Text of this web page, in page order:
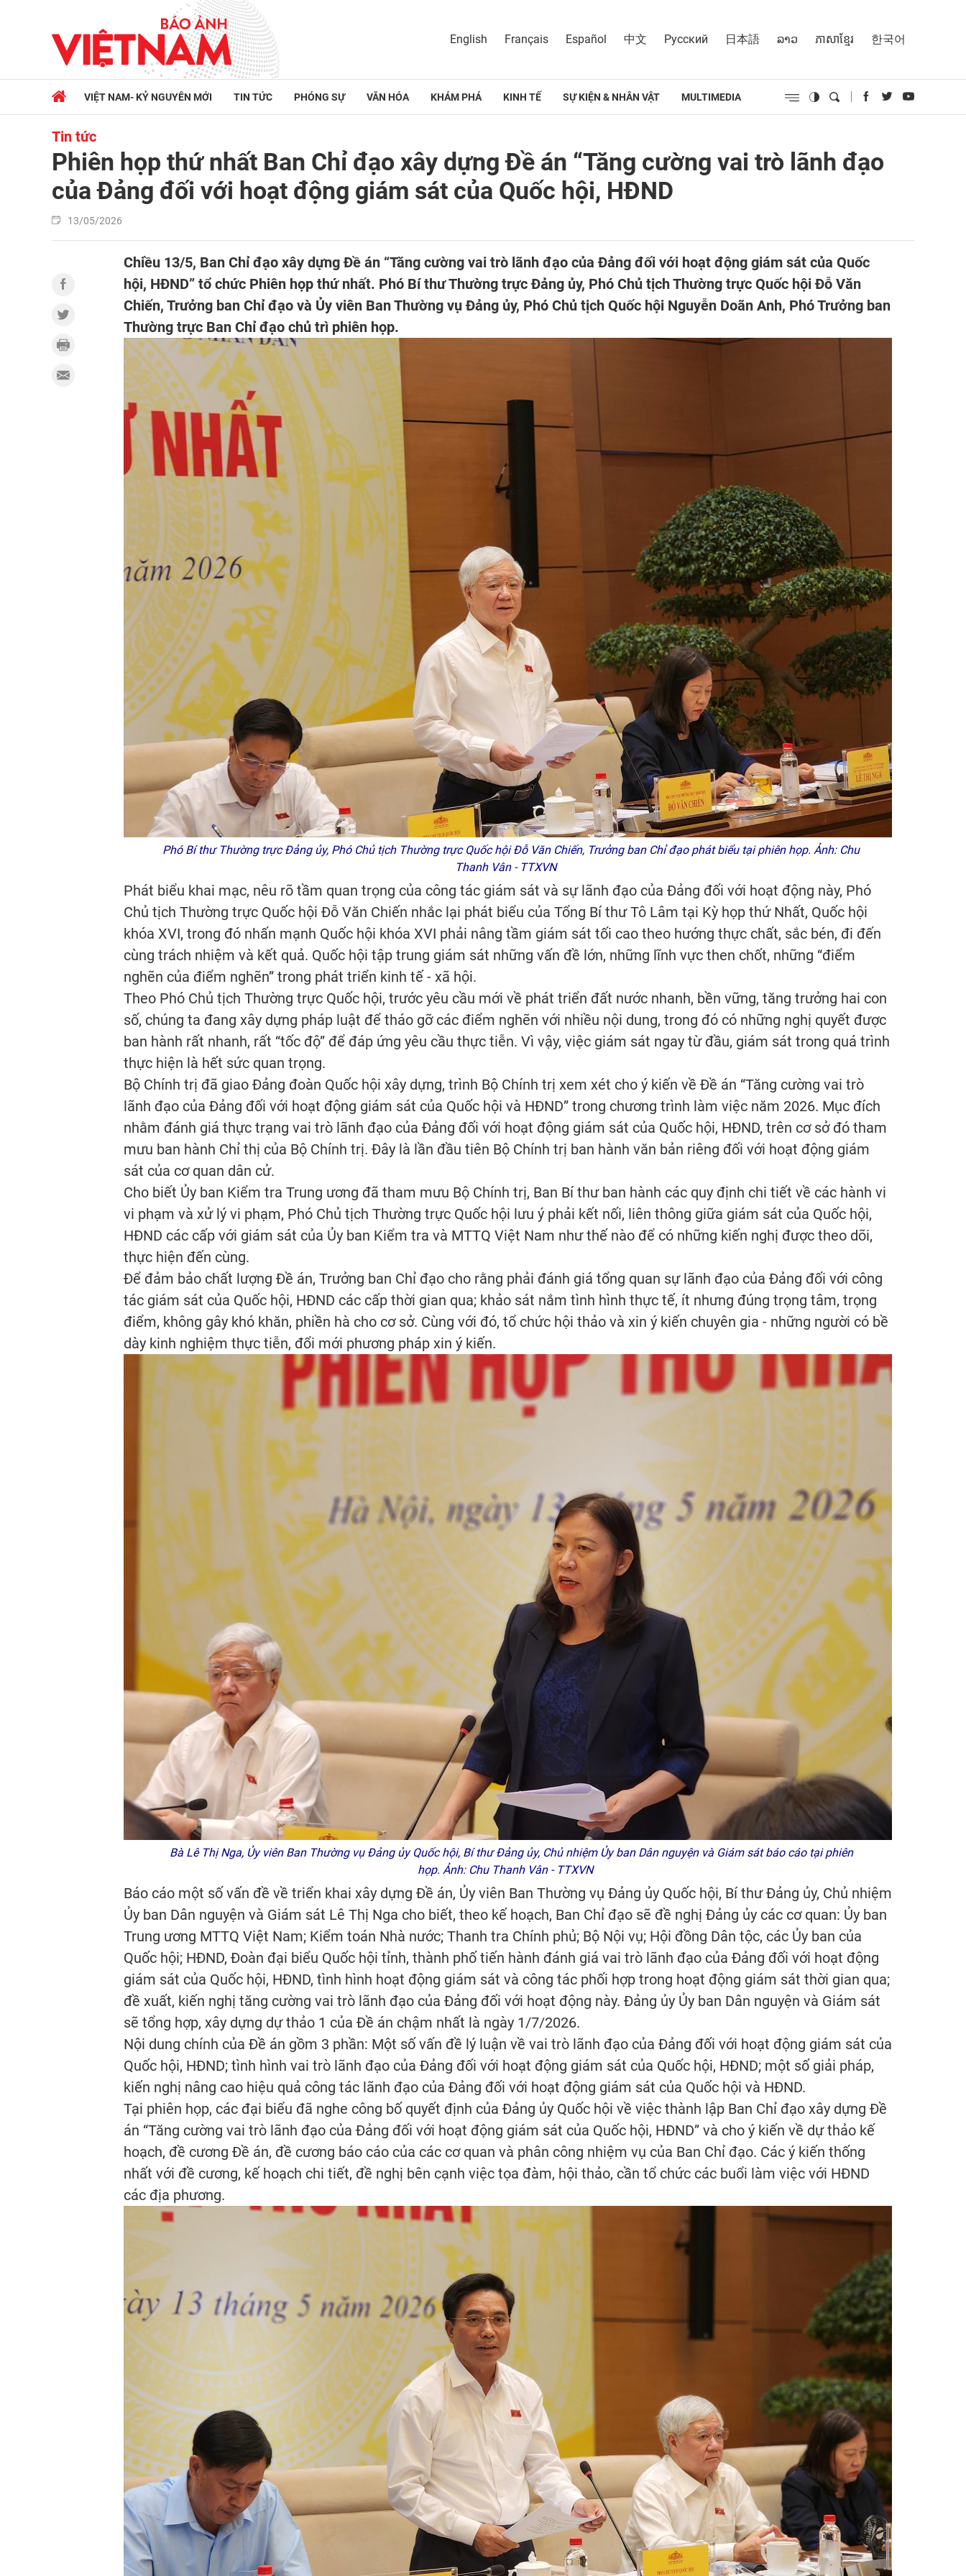
English Français Español 中文 Русский 日本語 ລາວ ភាសាខ្មែរ 한국어
VIỆT NAM- KỶ NGUYÊN MỚI TIN TỨC PHÓNG SỰ VĂN HÓA KHÁM PHÁ KINH TẾ SỰ KIỆN & NHÂN VẬT MULTIMEDIA
Tin tức
Phiên họp thứ nhất Ban Chỉ đạo xây dựng Đề án “Tăng cường vai trò lãnh đạo
của Đảng đối với hoạt động giám sát của Quốc hội, HĐND
13/05/2026
Chiều 13/5, Ban Chỉ đạo xây dựng Đề án “Tăng cường vai trò lãnh đạo của Đảng đối với hoạt động giám sát của Quốc
hội, HĐND” tổ chức Phiên họp thứ nhất. Phó Bí thư Thường trực Đảng ủy, Phó Chủ tịch Thường trực Quốc hội Đỗ Văn
Chiến, Trưởng ban Chỉ đạo và Ủy viên Ban Thường vụ Đảng ủy, Phó Chủ tịch Quốc hội Nguyễn Doãn Anh, Phó Trưởng ban
Thường trực Ban Chỉ đạo chủ trì phiên họp.
Phó Bí thư Thường trực Đảng ủy, Phó Chủ tịch Thường trực Quốc hội Đỗ Văn Chiến, Trưởng ban Chỉ đạo phát biểu tại phiên họp. Ảnh: Chu
Thanh Vân - TTXVN
Phát biểu khai mạc, nêu rõ tầm quan trọng của công tác giám sát và sự lãnh đạo của Đảng đối với hoạt động này, Phó
Chủ tịch Thường trực Quốc hội Đỗ Văn Chiến nhắc lại phát biểu của Tổng Bí thư Tô Lâm tại Kỳ họp thứ Nhất, Quốc hội
khóa XVI, trong đó nhấn mạnh Quốc hội khóa XVI phải nâng tầm giám sát tối cao theo hướng thực chất, sắc bén, đi đến
cùng trách nhiệm và kết quả. Quốc hội tập trung giám sát những vấn đề lớn, những lĩnh vực then chốt, những “điểm
nghẽn của điểm nghẽn” trong phát triển kinh tế - xã hội.
Theo Phó Chủ tịch Thường trực Quốc hội, trước yêu cầu mới về phát triển đất nước nhanh, bền vững, tăng trưởng hai con
số, chúng ta đang xây dựng pháp luật để tháo gỡ các điểm nghẽn với nhiều nội dung, trong đó có những nghị quyết được
ban hành rất nhanh, rất “tốc độ” để đáp ứng yêu cầu thực tiễn. Vì vậy, việc giám sát ngay từ đầu, giám sát trong quá trình
thực hiện là hết sức quan trọng.
Bộ Chính trị đã giao Đảng đoàn Quốc hội xây dựng, trình Bộ Chính trị xem xét cho ý kiến về Đề án “Tăng cường vai trò
lãnh đạo của Đảng đối với hoạt động giám sát của Quốc hội và HĐND” trong chương trình làm việc năm 2026. Mục đích
nhằm đánh giá thực trạng vai trò lãnh đạo của Đảng đối với hoạt động giám sát của Quốc hội, HĐND, trên cơ sở đó tham
mưu ban hành Chỉ thị của Bộ Chính trị. Đây là lần đầu tiên Bộ Chính trị ban hành văn bản riêng đối với hoạt động giám
sát của cơ quan dân cử.
Cho biết Ủy ban Kiểm tra Trung ương đã tham mưu Bộ Chính trị, Ban Bí thư ban hành các quy định chi tiết về các hành vi
vi phạm và xử lý vi phạm, Phó Chủ tịch Thường trực Quốc hội lưu ý phải kết nối, liên thông giữa giám sát của Quốc hội,
HĐND các cấp với giám sát của Ủy ban Kiểm tra và MTTQ Việt Nam như thế nào để có những kiến nghị được theo dõi,
thực hiện đến cùng.
Để đảm bảo chất lượng Đề án, Trưởng ban Chỉ đạo cho rằng phải đánh giá tổng quan sự lãnh đạo của Đảng đối với công
tác giám sát của Quốc hội, HĐND các cấp thời gian qua; khảo sát nắm tình hình thực tế, ít nhưng đúng trọng tâm, trọng
điểm, không gây khó khăn, phiền hà cho cơ sở. Cùng với đó, tổ chức hội thảo và xin ý kiến chuyên gia - những người có bề
dày kinh nghiệm thực tiễn, đổi mới phương pháp xin ý kiến.
Bà Lê Thị Nga, Ủy viên Ban Thường vụ Đảng ủy Quốc hội, Bí thư Đảng ủy, Chủ nhiệm Ủy ban Dân nguyện và Giám sát báo cáo tại phiên
họp. Ảnh: Chu Thanh Vân - TTXVN
Báo cáo một số vấn đề về triển khai xây dựng Đề án, Ủy viên Ban Thường vụ Đảng ủy Quốc hội, Bí thư Đảng ủy, Chủ nhiệm
Ủy ban Dân nguyện và Giám sát Lê Thị Nga cho biết, theo kế hoạch, Ban Chỉ đạo sẽ đề nghị Đảng ủy các cơ quan: Ủy ban
Trung ương MTTQ Việt Nam; Kiểm toán Nhà nước; Thanh tra Chính phủ; Bộ Nội vụ; Hội đồng Dân tộc, các Ủy ban của
Quốc hội; HĐND, Đoàn đại biểu Quốc hội tỉnh, thành phố tiến hành đánh giá vai trò lãnh đạo của Đảng đối với hoạt động
giám sát của Quốc hội, HĐND, tình hình hoạt động giám sát và công tác phối hợp trong hoạt động giám sát thời gian qua;
đề xuất, kiến nghị tăng cường vai trò lãnh đạo của Đảng đối với hoạt động này. Đảng ủy Ủy ban Dân nguyện và Giám sát
sẽ tổng hợp, xây dựng dự thảo 1 của Đề án chậm nhất là ngày 1/7/2026.
Nội dung chính của Đề án gồm 3 phần: Một số vấn đề lý luận về vai trò lãnh đạo của Đảng đối với hoạt động giám sát của
Quốc hội, HĐND; tình hình vai trò lãnh đạo của Đảng đối với hoạt động giám sát của Quốc hội, HĐND; một số giải pháp,
kiến nghị nâng cao hiệu quả công tác lãnh đạo của Đảng đối với hoạt động giám sát của Quốc hội và HĐND.
Tại phiên họp, các đại biểu đã nghe công bố quyết định của Đảng ủy Quốc hội về việc thành lập Ban Chỉ đạo xây dựng Đề
án “Tăng cường vai trò lãnh đạo của Đảng đối với hoạt động giám sát của Quốc hội, HĐND” và cho ý kiến về dự thảo kế
hoạch, đề cương Đề án, đề cương báo cáo của các cơ quan và phân công nhiệm vụ của Ban Chỉ đạo. Các ý kiến thống
nhất với đề cương, kế hoạch chi tiết, đề nghị bên cạnh việc tọa đàm, hội thảo, cần tổ chức các buổi làm việc với HĐND
các địa phương.